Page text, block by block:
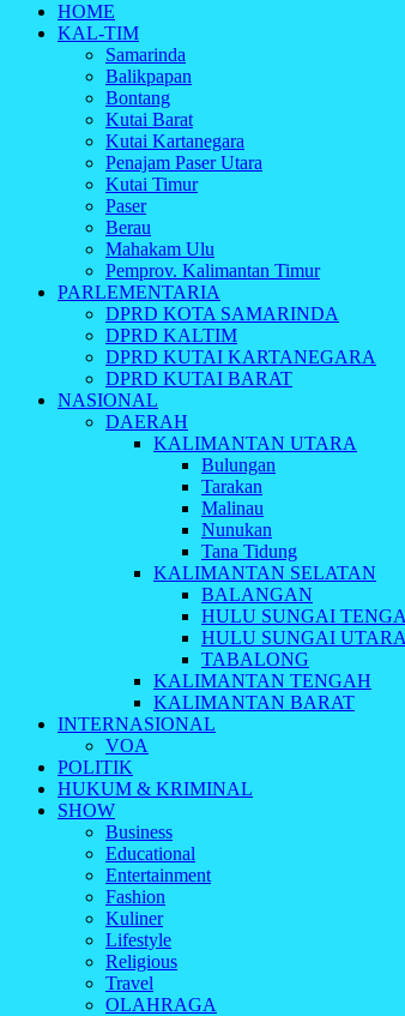
HOME
KAL-TIM
Samarinda
Balikpapan
Bontang
Kutai Barat
Kutai Kartanegara
Penajam Paser Utara
Kutai Timur
Paser
Berau
Mahakam Ulu
Pemprov. Kalimantan Timur
PARLEMENTARIA
DPRD KOTA SAMARINDA
DPRD KALTIM
DPRD KUTAI KARTANEGARA
DPRD KUTAI BARAT
NASIONAL
DAERAH
KALIMANTAN UTARA
Bulungan
Tarakan
Malinau
Nunukan
Tana Tidung
KALIMANTAN SELATAN
BALANGAN
HULU SUNGAI
HULU SUNGAI UTARA
TABALONG
KALIMANTAN TENGAH
KALIMANTAN BARAT
INTERNASIONAL
VOA
POLITIK
HUKUM & KRIMINAL
SHOW
Business
Educational
Entertainment
Fashion
Kuliner
Lifestyle
Religious
Travel
OLAHRAGA